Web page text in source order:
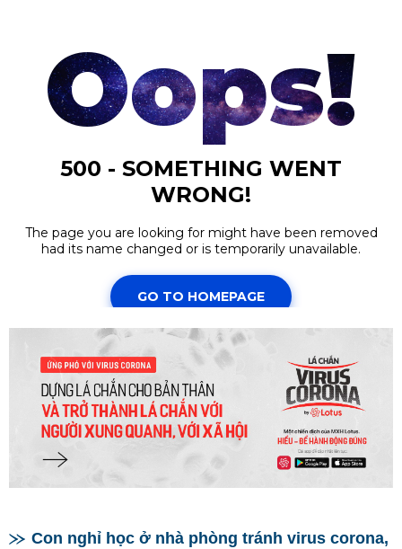
Con nghỉ học ở nhà phòng tránh virus corona,